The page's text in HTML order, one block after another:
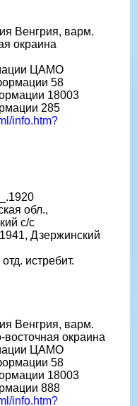
Венгрия, варм.
окраина
ЦАМО
58
18003
285
info.htm?
обл.,
с/с
Дзержинский
истребит.
Венгрия, варм.
окраина
ЦАМО
58
18003
888
info.htm?